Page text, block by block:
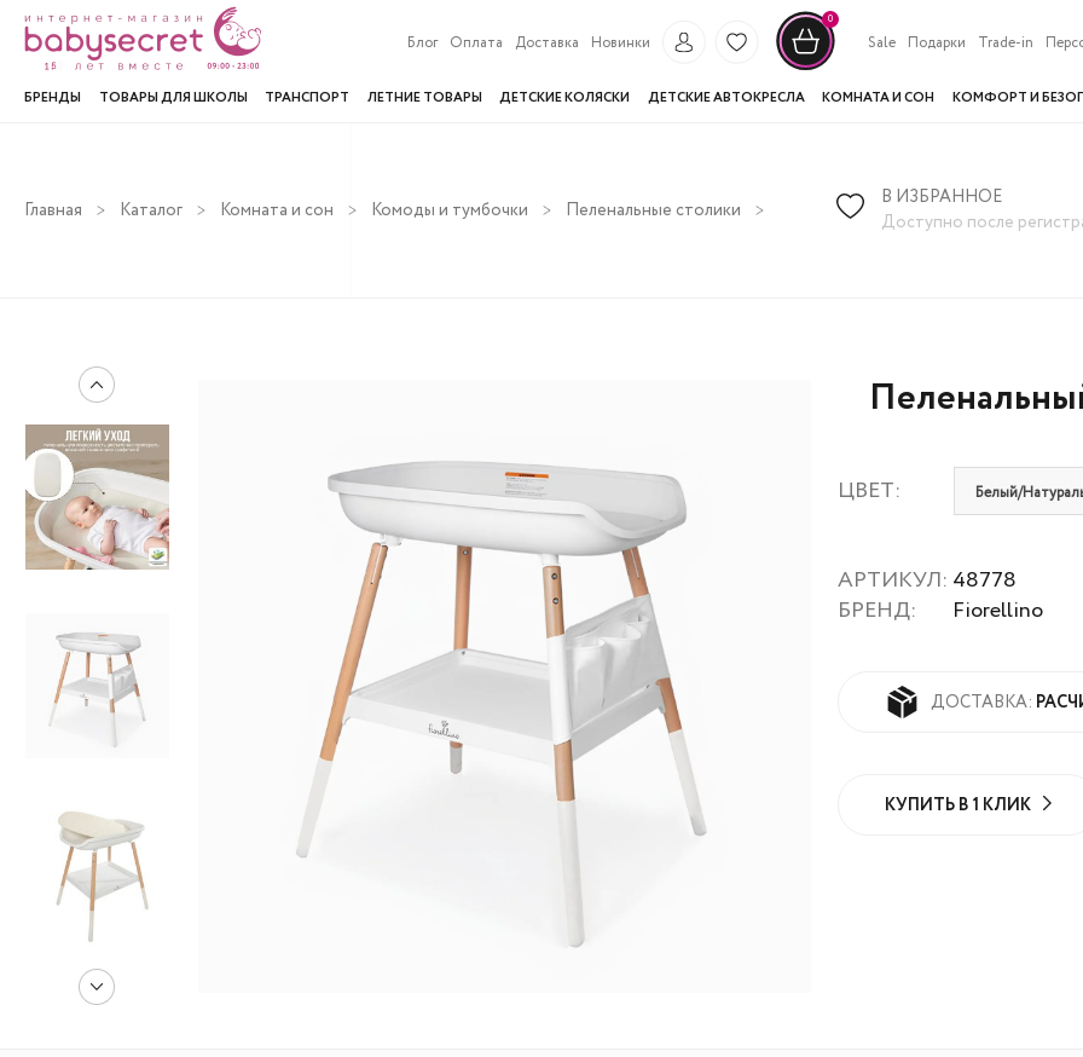
Блог Оплата Доставка Новинки
0
Sale Подарки Trade-in
БРЕНДЫ ТОВАРЫ ДЛЯ ШКОЛЫ ТРАНСПОРТ ЛЕТНИЕ ТОВАРЫ ДЕТСКИЕ КОЛЯСКИ ДЕТСКИЕ АВТОКРЕСЛА КОМНАТА И СОН КОМФОРТ И
Главная Каталог Комната и сон Комоды и тумбочки Пеленальные столики Пеленальный стол Fiorellino с
В ИЗБРАННОЕ
Доступно после
ЦВЕТ: Белый/
АРТИКУЛ:
БРЕНД:
48778
Fiorellino
ДОСТАВКА:
КУПИТЬ В 1 КЛИК